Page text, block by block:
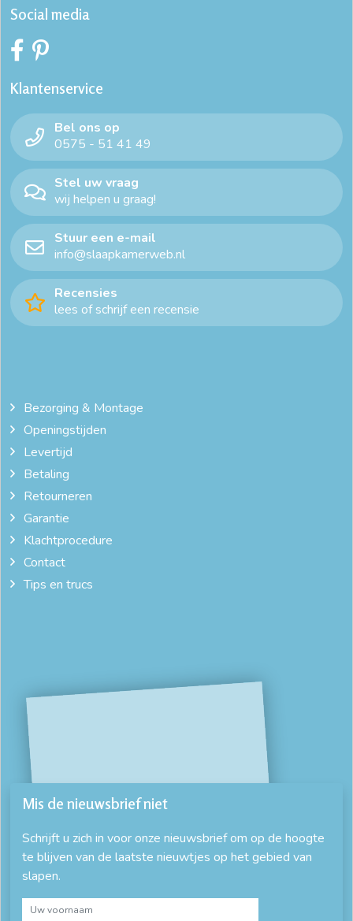
Social media
Klantenservice
Bel ons op
0575 - 51 41 49
Stel uw vraag
wij helpen u graag!
Stuur een e-mail
info@slaapkamerweb.nl
Recensies
lees of schrijf een recensie
Bezorging & Montage
Openingstijden
Levertijd
Betaling
Retourneren
Garantie
Klachtprocedure
Contact
Tips en trucs
Mis de nieuwsbrief niet
Schrijft u zich in voor onze nieuwsbrief om op de hoogte
te blijven van de laatste nieuwtjes op het gebied van
slapen.